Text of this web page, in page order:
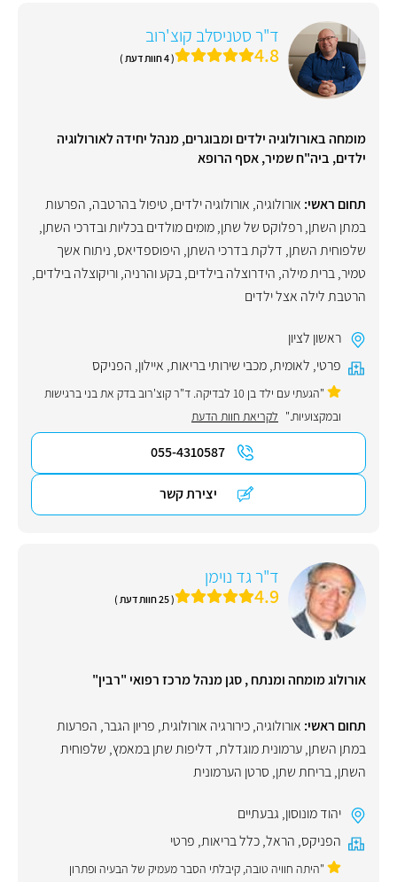
ד"ר סטניסלב קוצ'רוב
4.8 ( 4 חוות דעת )
מומחה באורולוגיה ילדים ומבוגרים, מנהל יחידה לאורולוגיה
ילדים, ביה"ח שמיר, אסף הרופא
תחום ראשי: אורולוגיה, אורולוגיה ילדים, טיפול בהרטבה, הפרעות
במתן השתן,רפלוקס של שתן,מומים מולדים בכליות ובדרכי השתן,
שלפוחית השתן, דלקת בדרכי השתן, היפוספדיאס, ניתוח אשך
טמיר,ברית מילה, הידרוצלה בילדים,בקע והרניה,וריקוצלה בילדים,
הרטבת לילה אצל ילדים
ראשון לציון
פרטי, לאומית,מכבי שירותי בריאות, איילון, הפניקס
"הגעתי עם ילד בן 10 לבדיקה. ד"ר קוצ'רוב בדק את בני ברגישות
ובמקצועיות." לקריאת חוות הדעת
055-4310587
יצירת קשר
ד"ר גד נוימן
4.9 ( 25 חוות דעת )
אורולוג מומחה ומנתח , סגן מנהל מרכז רפואי "רבין"
תחום ראשי: אורולוגיה,כירורגיה אורולוגית, פריון הגבר, הפרעות
במתן השתן,ערמונית מוגדלת, דליפות שתן במאמץ, שלפוחית
השתן,בריחת שתן, סרטן הערמונית
יהוד מונוסון, גבעתיים
הפניקס, הראל,כלל בריאות, פרטי
"היתה חוויה טובה, קיבלתי הסבר מעמיק של הבעיה ופתרון